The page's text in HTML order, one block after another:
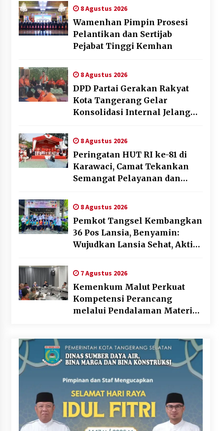
8 Agustus 2026
Wamenhan Pimpin Prosesi
Pelantikan dan Sertijab
Pejabat Tinggi Kemhan
8 Agustus 2026
DPD Partai Gerakan Rakyat
Kota Tangerang Gelar
Konsolidasi Internal Jelang
8 Agustus 2026
Peringatan HUT RI ke-81 di
Karawaci, Camat Tekankan
Semangat Pelayanan dan
8 Agustus 2026
Pemkot Tangsel Kembangkan
36 Pos Lansia, Benyamin:
Wujudkan Lansia Sehat, Aktif,
7 Agustus 2026
Kemenkum Malut Perkuat
Kompetensi Perancang
melalui Pendalaman Materi